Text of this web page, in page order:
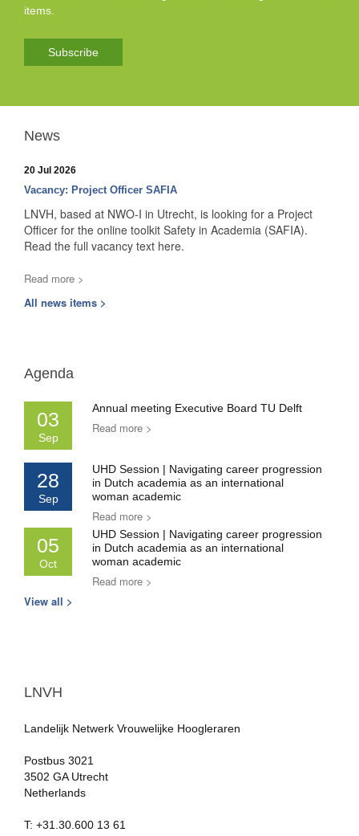
items.
Subscribe
News
20 Jul 2026
Vacancy: Project Officer SAFIA
LNVH, based at NWO-I in Utrecht, is looking for a Project
Officer for the online toolkit Safety in Academia (SAFIA).
Read the full vacancy text here.
Read more >
All news items >
Agenda
03
Sep
Annual meeting Executive Board TU Delft
Read more >
28
Sep
UHD Session | Navigating career progression
in Dutch academia as an international
woman academic
Read more >
05
Oct
UHD Session | Navigating career progression
in Dutch academia as an international
woman academic
Read more >
View all >
LNVH
Landelijk Netwerk Vrouwelijke Hoogleraren
Postbus 3021
3502 GA Utrecht
Netherlands
T: +31.30.600 13 61